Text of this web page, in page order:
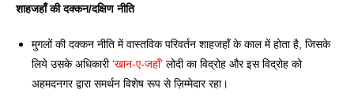
शाहजहाँ की दक्कन/दक्षिण नीति
मुगलों की दक्कन नीति में वास्तविक परिवर्तन शाहजहाँ के काल में होता है, जिसके
लिये उसके अधिकारी ‘खान-ए-जहाँ’ लोदी का विद्रोह और इस विद्रोह को
अहमदनगर द्वारा समर्थन विशेष रूप से ज़िम्मेदार रहा।